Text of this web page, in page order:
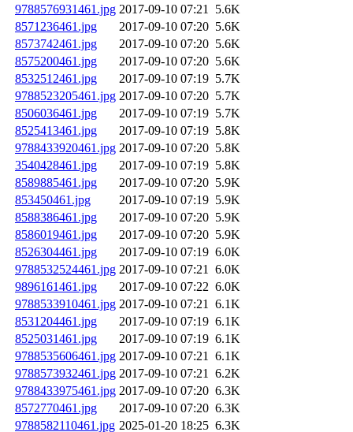
9788576931461.jpg 2017-09-10 07:21 5.6K
8571236461.jpg
2017-09-10 07:20 5.6K
8573742461.jpg
2017-09-10 07:20 5.6K
8575200461.jpg
2017-09-10 07:20 5.6K
8532512461.jpg
2017-09-10 07:19 5.7K
9788523205461.jpg 2017-09-10 07:20 5.7K
8506036461.jpg
2017-09-10 07:19 5.7K
8525413461.jpg
2017-09-10 07:19 5.8K
9788433920461.jpg 2017-09-10 07:20 5.8K
3540428461.jpg
2017-09-10 07:19 5.8K
8589885461.jpg
2017-09-10 07:20 5.9K
853450461.jpg
2017-09-10 07:19 5.9K
8588386461.jpg
2017-09-10 07:20 5.9K
8586019461.jpg
2017-09-10 07:20 5.9K
8526304461.jpg
2017-09-10 07:19 6.0K
9788532524461.jpg 2017-09-10 07:21 6.0K
9896161461.jpg
2017-09-10 07:22 6.0K
9788533910461.jpg 2017-09-10 07:21 6.1K
8531204461.jpg
2017-09-10 07:19 6.1K
8525031461.jpg
2017-09-10 07:19 6.1K
9788535606461.jpg 2017-09-10 07:21 6.1K
9788573932461.jpg 2017-09-10 07:21 6.2K
9788433975461.jpg 2017-09-10 07:20 6.3K
8572770461.jpg
2017-09-10 07:20 6.3K
9788582110461.jpg 2025-01-20 18:25 6.3K